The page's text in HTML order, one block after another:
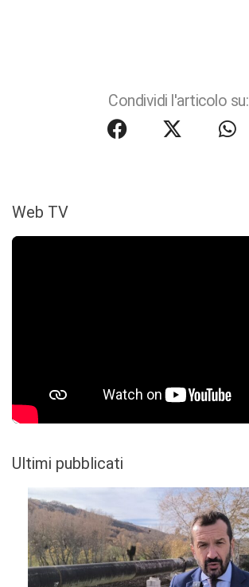
Condividi l'articolo su:
Web TV
Ultimi pubblicati